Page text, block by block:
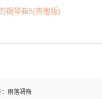
琴曲5(吉他版)
雨落凋殇